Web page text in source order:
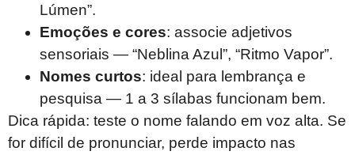
Lúmen”.
Emoções e cores: associe adjetivos
sensoriais — “Neblina Azul”, “Ritmo Vapor”.
Nomes curtos: ideal para lembrança e
pesquisa — 1 a 3 sílabas funcionam bem.
Dica rápida: teste o nome falando em voz alta. Se
for difícil de pronunciar, perde impacto nas